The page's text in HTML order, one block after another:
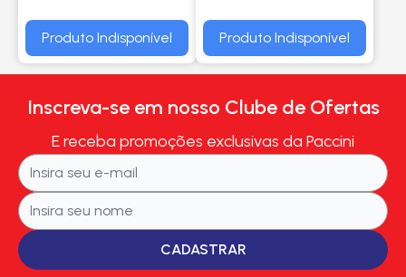
Produto Indisponível Produto Indisponível
Inscreva-se em nosso Clube de Ofertas
E receba promoções exclusivas da Paccini
CADASTRAR